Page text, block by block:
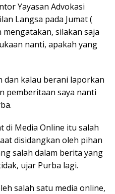
Yayasan Advokasi
Langsa pada Jumat (
silakan saja
nanti, apakah yang
dan kalau berani laporkan
pemberitaan saya nanti
di Media Online itu salah
disidangkan oleh pihan
salah dalam berita yang
ujar Purba lagi.
salah satu media online,